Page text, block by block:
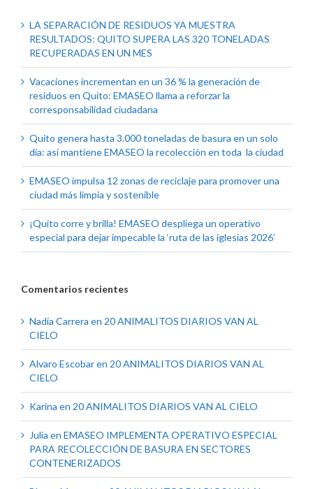
LA SEPARACIÓN DE RESIDUOS YA MUESTRA
RESULTADOS: QUITO SUPERA LAS 320 TONELADAS
RECUPERADAS EN UN MES
Vacaciones incrementan en un 36 % la generación de
residuos en Quito: EMASEO llama a reforzar la
corresponsabilidad ciudadana
Quito genera hasta 3.000 toneladas de basura en un solo
día: así mantiene EMASEO la recolección en toda la ciudad
EMASEO impulsa 12 zonas de reciclaje para promover una
ciudad más limpia y sostenible
¡Quito corre y brilla! EMASEO despliega un operativo
especial para dejar impecable la ‘ruta de las iglesias 2026’
Comentarios recientes
Nadia Carrera en 20 ANIMALITOS DIARIOS VAN AL
CIELO
Alvaro Escobaren 20 ANIMALITOS DIARIOS VAN AL
CIELO
Karina en 20 ANIMALITOS DIARIOS VAN AL CIELO
Julia en EMASEO IMPLEMENTA OPERATIVO ESPECIAL
PARA RECOLECCIÓN DE BASURA EN SECTORES
CONTENERIZADOS